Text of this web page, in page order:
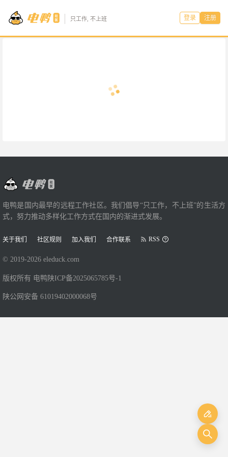
只工作, 不上班 登录 注册
电鸭是国内最早的远程工作社区。我们倡导“只工作，不上班”的生活方
式，努力推动多样化工作方式在国内的渐进式发展。
关于我们 社区规则 加入我们 合作联系 RSS
© 2019-2026 eleduck.com
版权所有 电鸭 陕ICP备2025065785号-1
陕公网安备 61019402000068号